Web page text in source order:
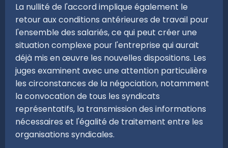
La nullité de l'accord implique également le
retour aux conditions antérieures de travail pour
l'ensemble des salariés, ce qui peut créer une
situation complexe pour l'entreprise qui aurait
déjà mis en œuvre les nouvelles dispositions. Les
juges examinent avec une attention particulière
les circonstances de la négociation, notamment
la convocation de tous les syndicats
représentatifs, la transmission des informations
nécessaires et l'égalité de traitement entre les
organisations syndicales.